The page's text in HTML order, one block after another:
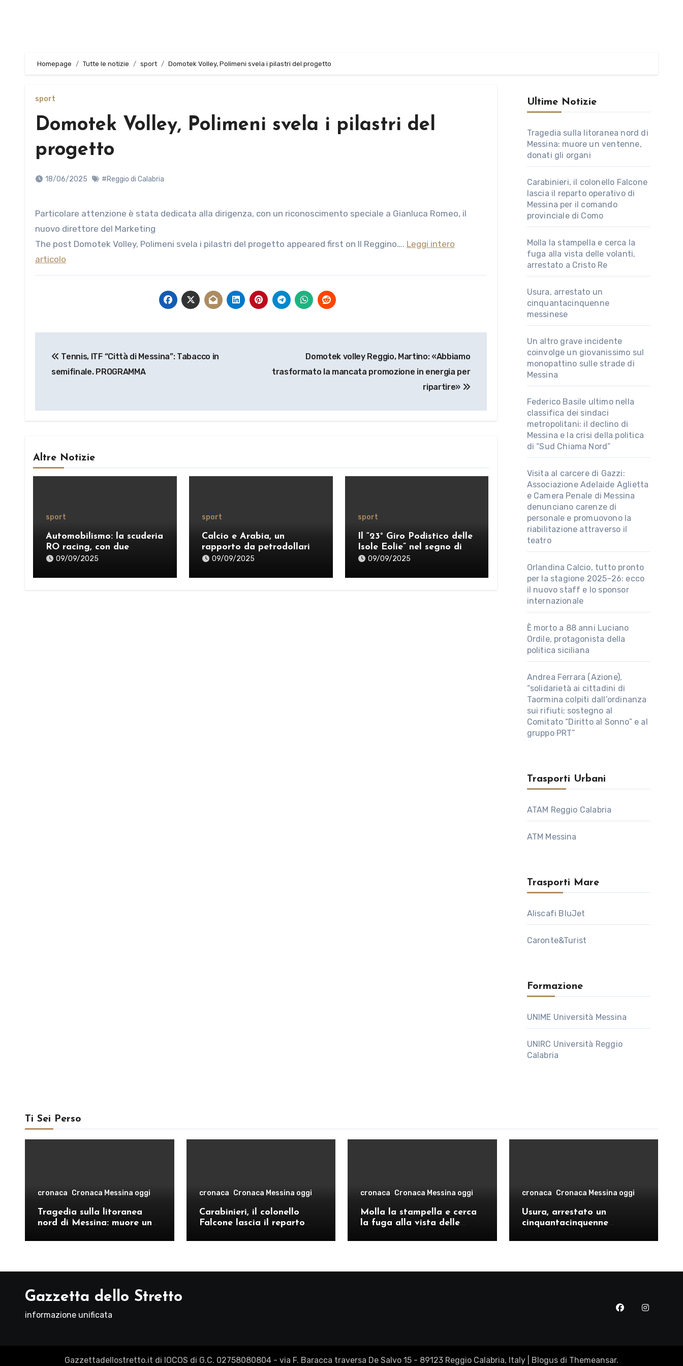
Homepage Tutte le notizie sport Domotek Volley, Polimeni svela i pilastri del progetto
sport
Domotek Volley, Polimeni svela i pilastri del
progetto
18/06/2025 #Reggio di Calabria
Particolare attenzione è stata dedicata alla dirigenza, con un riconoscimento speciale a Gianluca Romeo, il
nuovo direttore del Marketing
The post Domotek Volley, Polimeni svela i pilastri del progetto appeared first on Il Reggino…. Leggi intero
articolo
articoli
Tennis, ITF “Città di Messina”: Tabacco in
semifinale. PROGRAMMA
Domotek volley Reggio, Martino: «Abbiamo
trasformato la mancata promozione in energia per
ripartire»
Altre Notizie
sport
Automobilismo: la scuderia
RO racing, con due
successi, protagonista del
09/09/2025
sport
Calcio e Arabia, un
rapporto da petrodollari
09/09/2025
sport
Il “23° Giro Podistico delle
Isole Eolie” nel segno di
Guidetti e Marrazzo
09/09/2025
Ultime Notizie
Tragedia sulla litoranea nord di
Messina: muore un ventenne,
donati gli organi
Carabinieri, il colonello Falcone
lascia il reparto operativo di
Messina per il comando
provinciale di Como
Molla la stampella e cerca la
fuga alla vista delle volanti,
arrestato a Cristo Re
Usura, arrestato un
cinquantacinquenne
messinese
Un altro grave incidente
coinvolge un giovanissimo sul
monopattino sulle strade di
Messina
Federico Basile ultimo nella
classifica dei sindaci
metropolitani: il declino di
Messina e la crisi della politica
di “Sud Chiama Nord”
Visita al carcere di Gazzi:
Associazione Adelaide Aglietta
e Camera Penale di Messina
denunciano carenze di
personale e promuovono la
riabilitazione attraverso il
teatro
Orlandina Calcio, tutto pronto
per la stagione 2025–26: ecco
il nuovo staff e lo sponsor
internazionale
È morto a 88 anni Luciano
Ordile, protagonista della
politica siciliana
Andrea Ferrara (Azione),
“solidarietà ai cittadini di
Taormina colpiti dall’ordinanza
sui rifiuti; sostegno al
Comitato “Diritto al Sonno” e al
gruppo PRT”
Trasporti Urbani
ATAM Reggio Calabria
ATM Messina
Trasporti Mare
Aliscafi BluJet
Caronte&Turist
Formazione
UNIME Università Messina
UNIRC Università Reggio
Calabria
Ti Sei Perso
cronaca Cronaca Messina oggi
Tragedia sulla litoranea
nord di Messina: muore un
cronaca Cronaca Messina oggi
Carabinieri, il colonello
Falcone lascia il reparto
comando provinciale di
cronaca Cronaca Messina oggi
Molla la stampella e cerca
la fuga alla vista delle
Re
cronaca Cronaca Messina oggi
Usura, arrestato un
cinquantacinquenne
Gazzetta dello Stretto
informazione unificata
Gazzettadellostretto.it di IOCOS di G.C. 02758080804 - via F. Baracca traversa De Salvo 15 - 89123 Reggio Calabria, Italy Blogus di Themeansar.